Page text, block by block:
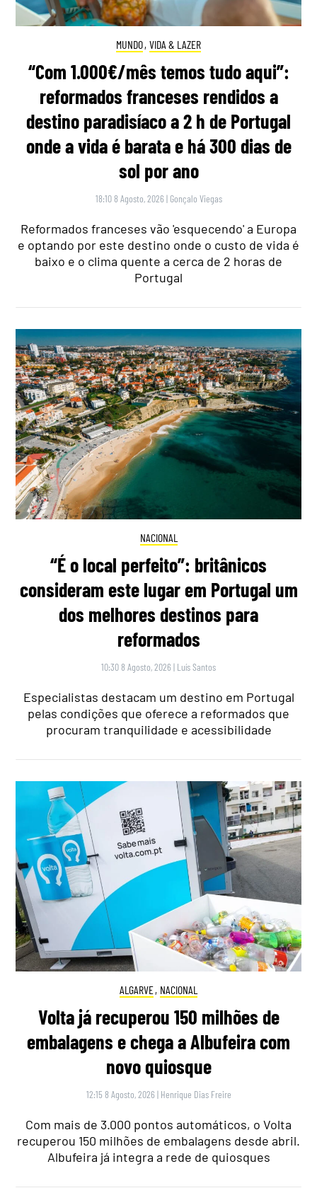
MUNDO, VIDA & LAZER
“Com 1.000€/mês temos tudo aqui”:
reformados franceses rendidos a
destino paradisíaco a 2 h de Portugal
onde a vida é barata e há 300 dias de
sol por ano
18:10 8 Agosto, 2026 | Gonçalo Viegas
Reformados franceses vão 'esquecendo' a Europa
e optando por este destino onde o custo de vida é
baixo e o clima quente a cerca de 2 horas de
Portugal
NACIONAL
“É o local perfeito”: britânicos
consideram este lugar em Portugal um
dos melhores destinos para
reformados
10:30 8 Agosto, 2026 | Luís Santos
Especialistas destacam um destino em Portugal
pelas condições que oferece a reformados que
procuram tranquilidade e acessibilidade
ALGARVE, NACIONAL
Volta já recuperou 150 milhões de
embalagens e chega a Albufeira com
novo quiosque
12:15 8 Agosto, 2026 | Henrique Dias Freire
Com mais de 3.000 pontos automáticos, o Volta
recuperou 150 milhões de embalagens desde abril.
Albufeira já integra a rede de quiosques